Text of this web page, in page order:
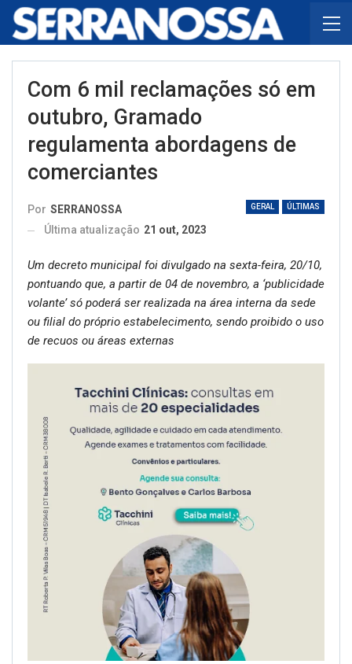
Com 6 mil reclamações só em
outubro, Gramado
regulamenta abordagens de
comerciantes
GERAL ÚLTIMAS
Por SERRANOSSA
Última atualização 21 out, 2023
Um decreto municipal foi divulgado na sexta-feira, 20/10,
pontuando que, a partir de 04 de novembro, a ‘publicidade
volante’ só poderá ser realizada na área interna da sede
ou filial do próprio estabelecimento, sendo proibido o uso
de recuos ou áreas externas